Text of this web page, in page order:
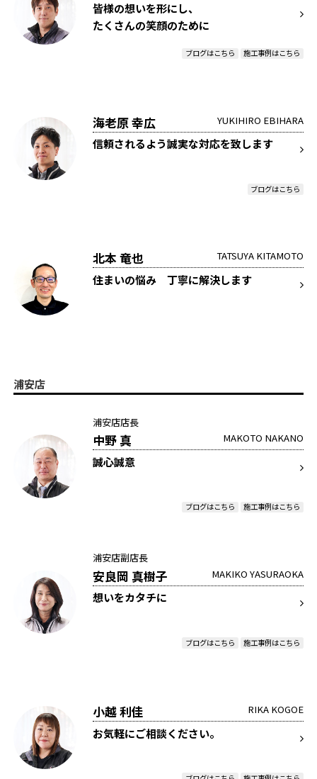
皆様の想いを形にし、
たくさんの笑顔のために
ブログはこちら 施工事例はこちら
YUKIHIRO EBIHARA
海老原 幸広
信頼されるよう誠実な対応を致します
ブログはこちら
TATSUYA KITAMOTO
北本 竜也
住まいの悩み 丁寧に解決します
浦安店
浦安店店長
MAKOTO NAKANO
中野 真
誠心誠意
ブログはこちら 施工事例はこちら
浦安店副店長
MAKIKO YASURAOKA
安良岡 真樹子
想いをカタチに
ブログはこちら 施工事例はこちら
RIKA KOGOE
小越 利佳
お気軽にご相談ください。